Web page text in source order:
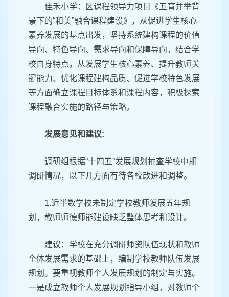
佳禾小学：区课程领导力项目《五育并举背
景下的“和美”融合课程建设》，从促进学生核心
素养发展的基点出发，坚持系统建构课程的价值
导向、特色导向、需求导向和保障导向，结合学
校自身特点，从发展学生核心素养、提升教师关
键能力、优化课程建构品质、促进学校特色发展
等方面确立课程目标体系和课程内容，积极探索
课程融合实施的路径与策略。
发展意见和建议:
调研组根据“十四五”发展规划抽查学校中期
调研情况，以下几方面有待各校改进和调整。
1.近半数学校未制定学校教师发展五年规
划，教师师德师能建设缺乏整体思考和设计。
建议：学校在充分调研师资队伍现状和教师
个体发展需求的基础上，编制学校教师队伍发展
规划。要重视教师个人发展规划的制定与实施。
一是成立教师个人发展规划指导小组，对教师个